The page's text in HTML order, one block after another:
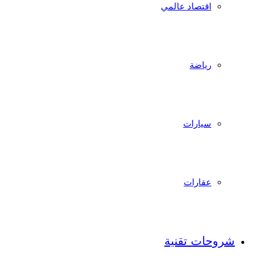
اقتصاد عالمي
رياضة
سيارات
عقارات
شروحات تقنية